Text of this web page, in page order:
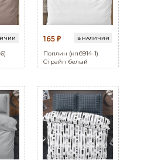
165 ₽ В НАЛИЧИИ
Поплин (кпб914-1)
Страйп белый